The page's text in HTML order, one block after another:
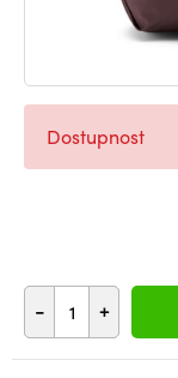
- +
Dostupnost